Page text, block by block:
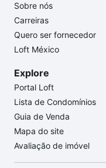
Sobre nós
Carreiras
Quero ser fornecedor
Loft México
Explore
Portal Loft
Lista de Condomínios
Guia de Venda
Mapa do site
Avaliação de imóvel